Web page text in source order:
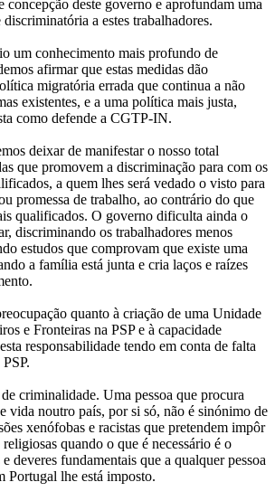
concepção deste governo e aprofundam uma
a estes trabalhadores.
um conhecimento mais profundo de
afirmar que estas medidas dão
migratória errada que continua a não
existentes, e a uma política mais justa,
como defende a CGTP-IN.
deixar de manifestar o nosso total
que promovem a discriminação para com os
a quem lhes será vedado o visto para
promessa de trabalho, ao contrário do que
qualificados. O governo dificulta ainda o
discriminando os trabalhadores menos
estudos que comprovam que existe uma
a família está junta e cria laços e raízes
quanto à criação de uma Unidade
e Fronteiras na PSP e à capacidade
responsabilidade tendo em conta de falta
criminalidade. Uma pessoa que procura
vida noutro país, por si só, não é sinónimo de
xenófobas e racistas que pretendem impôr
quando o que é necessário é o
deveres fundamentais que a qualquer pessoa
Portugal lhe está imposto.